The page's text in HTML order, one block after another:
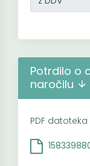
Potrdilo o
naročilu
PDF